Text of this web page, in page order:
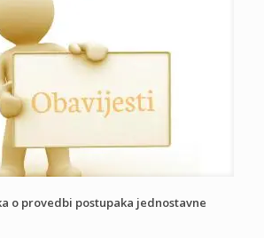
o provedbi postupaka jednostavne